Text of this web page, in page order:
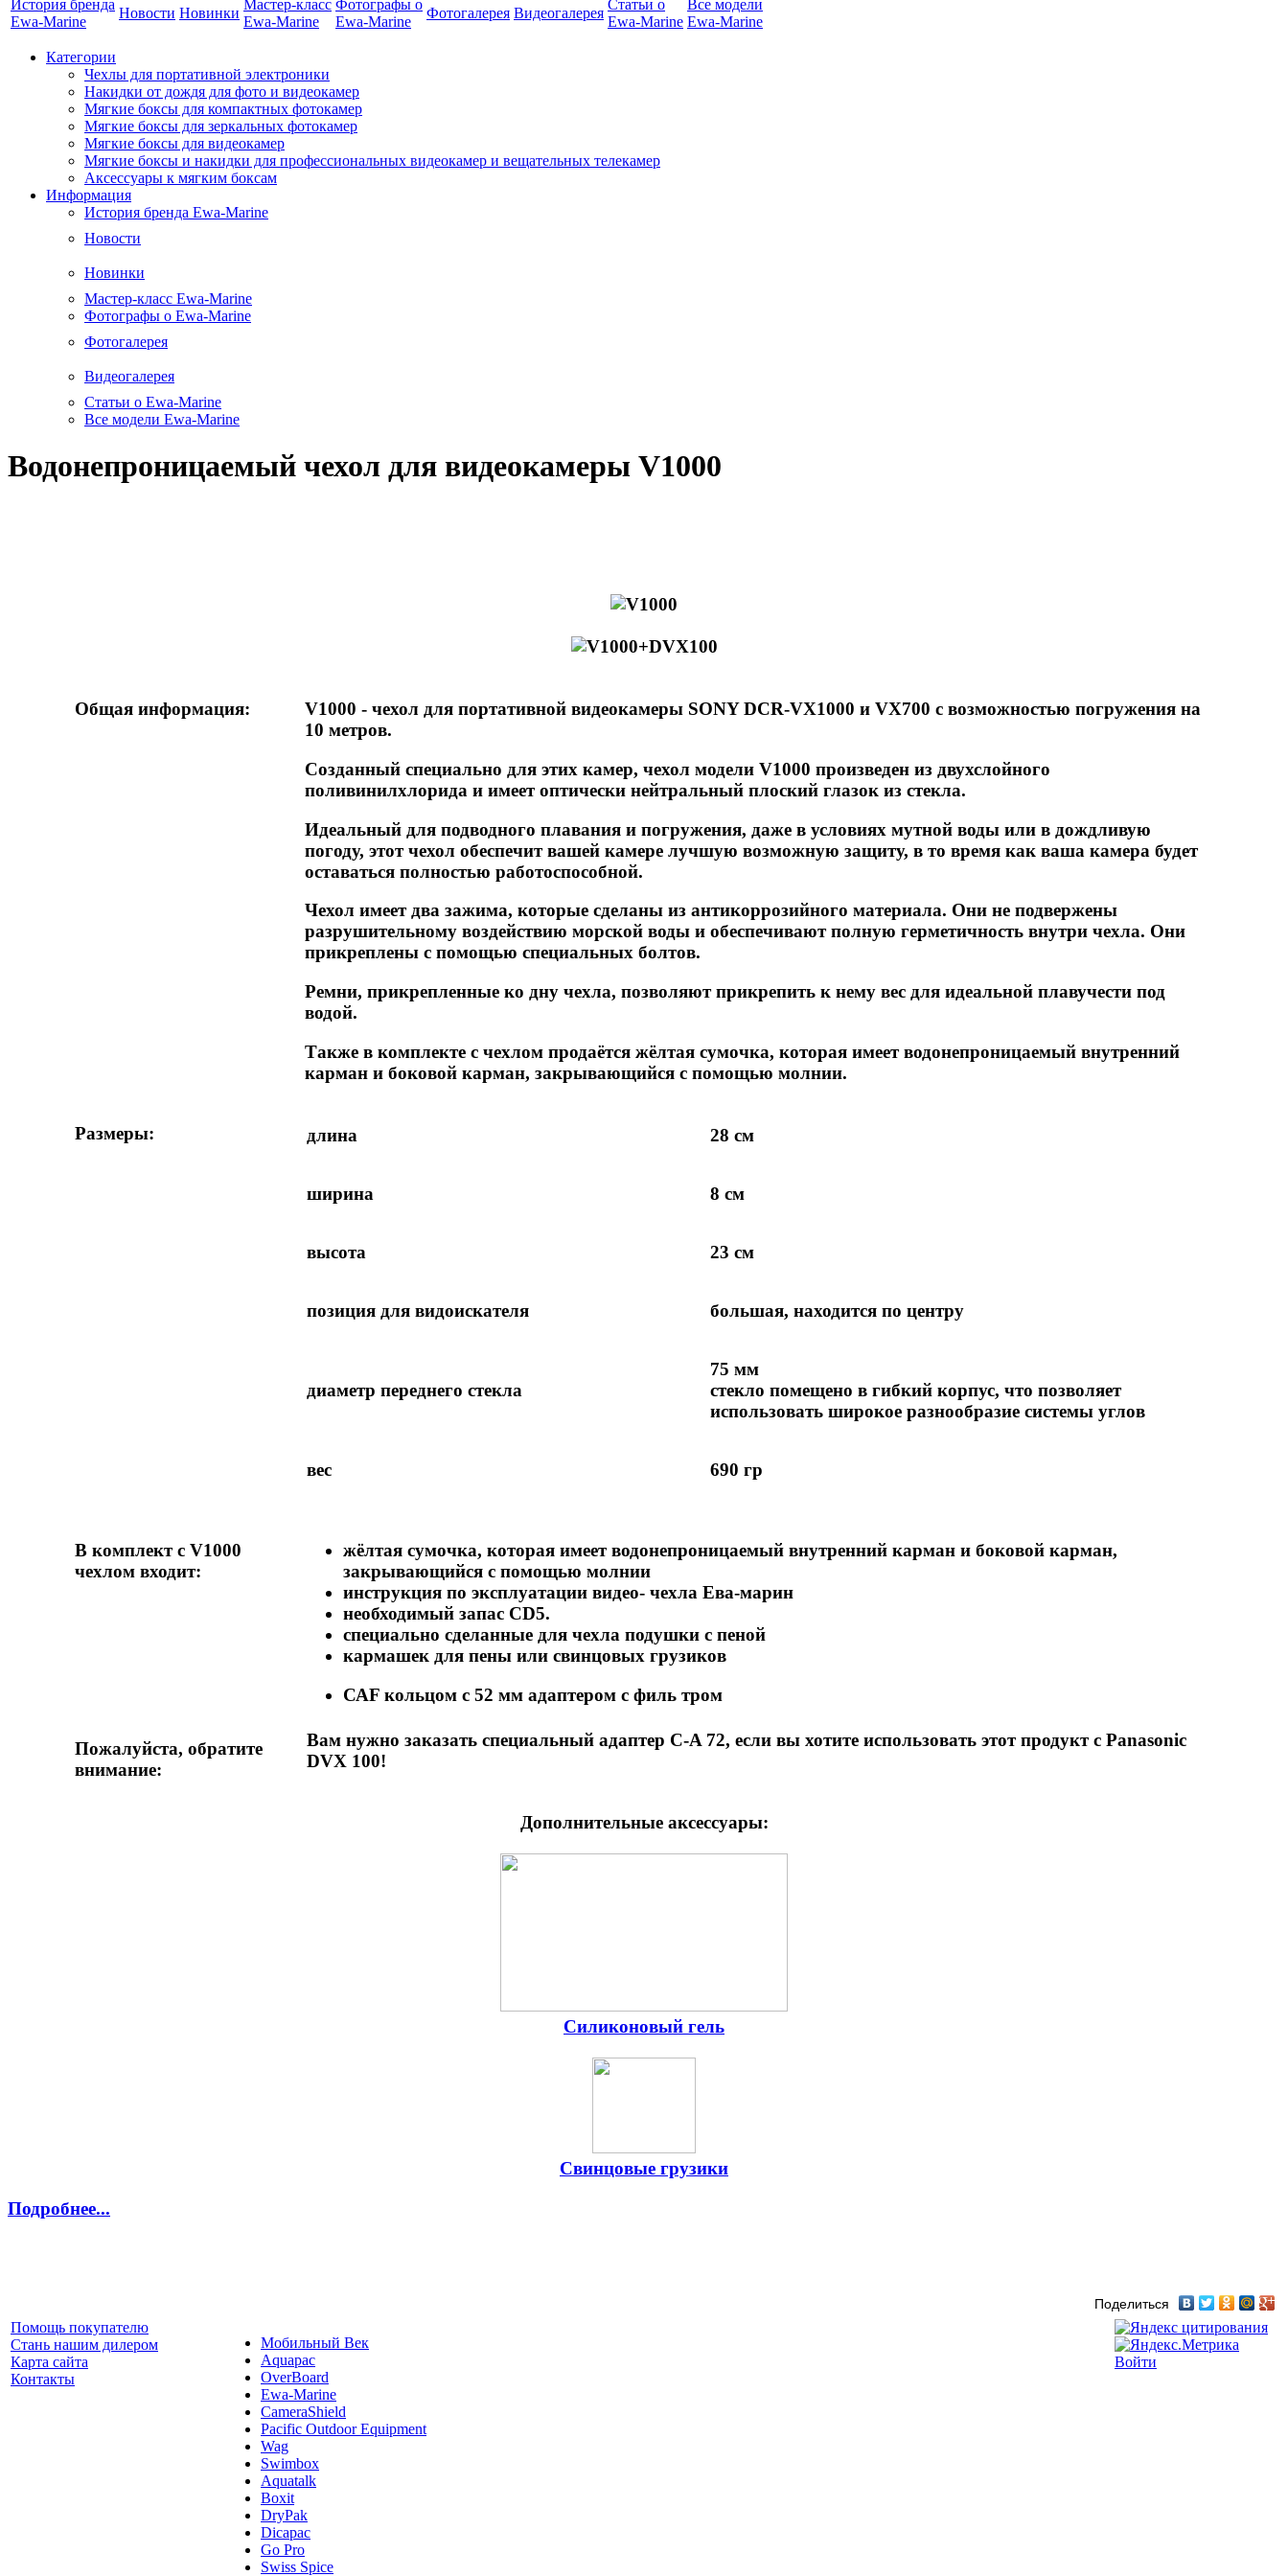
История бренда
Ewa-Marine
Новости Новинки
Мастер-класс
Ewa-Marine
Фотографы о
Ewa-Marine
Фотогалерея Видеогалерея
Статьи о
Ewa-Marine
Все модели
Ewa-Marine
Категории
Чехлы для портативной электроники
Накидки от дождя для фото и видеокамер
Мягкие боксы для компактных фотокамер
Мягкие боксы для зеркальных фотокамер
Мягкие боксы для видеокамер
Мягкие боксы и накидки для профессиональных видеокамер и вещательных телекамер
Аксессуары к мягким боксам
Информация
История бренда Ewa-Marine
Новости
Новинки
Мастер-класс Ewa-Marine
Фотографы о Ewa-Marine
Фотогалерея
Видеогалерея
Статьи о Ewa-Marine
Все модели Ewa-Marine
Водонепроницаемый чехол для видеокамеры V1000
Общая информация:
V1000 - чехол для портативной видеокамеры SONY DCR-VX1000 и VX700 с возможностью погружения на
10 метров.
Созданный специально для этих камер, чехол модели V1000 произведен из двухслойного
поливинилхлорида и имеет оптически нейтральный плоский глазок из стекла.
Идеальный для подводного плавания и погружения, даже в условиях мутной воды или в дождливую
погоду, этот чехол обеспечит вашей камере лучшую возможную защиту, в то время как ваша камера будет
оставаться полностью работоспособной.
Чехол имеет два зажима, которые сделаны из антикоррозийного материала. Они не подвержены
разрушительному воздействию морской воды и обеспечивают полную герметичность внутри чехла. Они
прикреплены с помощью специальных болтов.
Ремни, прикрепленные ко дну чехла, позволяют прикрепить к нему вес для идеальной плавучести под
водой.
Также в комплекте с чехлом продаётся жёлтая сумочка, которая имеет водонепроницаемый внутренний
карман и боковой карман, закрывающийся с помощью молнии.
Размеры: длина 28 см
ширина 8 см
высота 23 см
позиция для видоискателя большая, находится по центру
диаметр переднего стекла
75 мм
стекло помещено в гибкий корпус, что позволяет
использовать широкое разнообразие системы углов
вес 690 гр
В комплект с V1000
чехлом входит:
жёлтая сумочка, которая имеет водонепроницаемый внутренний карман и боковой карман,
закрывающийся с помощью молнии
инструкция по эксплуатации видео- чехла Ева-марин
необходимый запас CD5.
специально сделанные для чехла подушки с пеной
кармашек для пены или свинцовых грузиков
САF кольцом с 52 мм адаптером с филь тром
Пожалуйста, обратите
внимание:
Вам нужно заказать специальный адаптер C-A 72, если вы хотите использовать этот продукт с Panasonic
DVX 100!
Дополнительные аксессуары:
Силиконовый гель
Свинцовые грузики
Подробнее...
Поделиться
Помощь покупателю
Стань нашим дилером
Карта сайта
Контакты
Мобильный Век
Aquapac
OverBoard
Ewa-Marine
CameraShield
Pacific Outdoor Equipment
Wag
Swimbox
Aquatalk
Boxit
DryPak
Dicapac
Go Pro
Swiss Spice
Войти